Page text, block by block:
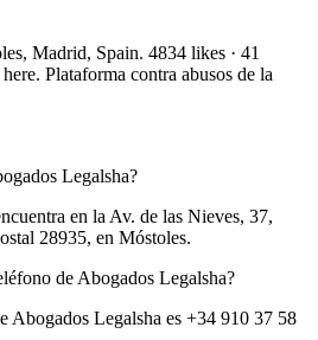
Madrid, Spain. 4834 likes · 41
Plataforma contra abusos de la
Legalsha?
en la Av. de las Nieves, 37,
28935, en Móstoles.
de Abogados Legalsha?
Abogados Legalsha es +34 910 37 58